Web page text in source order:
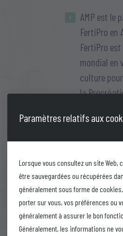
AMP est le
FertiPro en
FertiPro
mondial en
culture
la
dans le
leur durée
fabrique
marques
La gamme
complète
Paramètres relatifs aux
Lorsque vous consultez un site
être sauvegardées ou récupérées
généralement sous forme de
porter sur vous, vos préférences ou
généralement à assurer le bon
Généralement, les informations ne